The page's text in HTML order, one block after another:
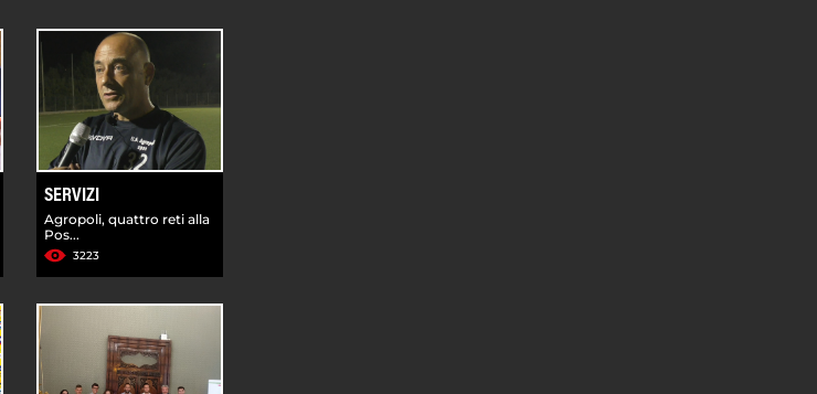
SERVIZI
Agropoli, quattro reti alla
Pos...
3223